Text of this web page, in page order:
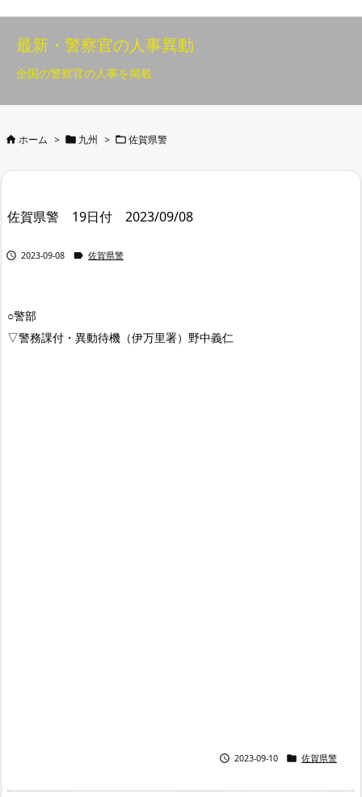
最新・警察官の人事異動
全国の警察官の人事を掲載
 ホーム >  九州 >  佐賀県警
佐賀県警 19日付 2023/09/08
 2023-09-08  佐賀県警
○警部
▽警務課付・異動待機（伊万里署）野中義仁
 2023-09-10  佐賀県警